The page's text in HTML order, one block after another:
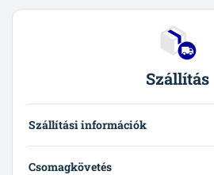
Szállítás
Szállítási információk
Csomagkövetés